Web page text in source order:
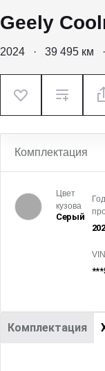
Geely
2024 · 39 495 км ·
Комплектация
Цвет
кузова
Серый
Год
VIN
Комплектация